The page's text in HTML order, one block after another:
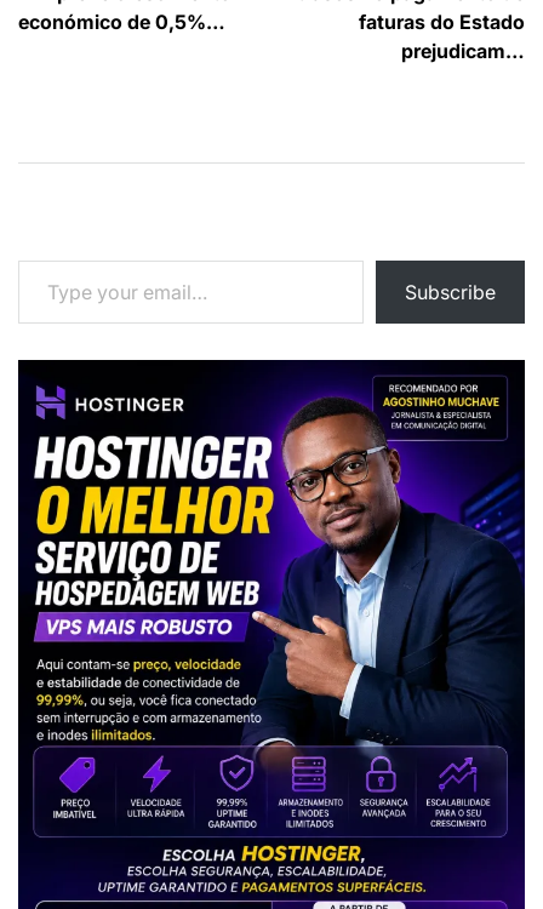
de
económico de 0,5%…
faturas do Estado
prejudicam…
Type your email…
Subscribe